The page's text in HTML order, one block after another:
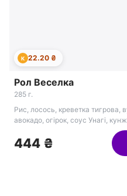
К 22.20 ₴
Рол Веселка
285 г.
Рис, лосось, креветка тигрова,
авокадо, огірок, соус Унагі,
444 ₴